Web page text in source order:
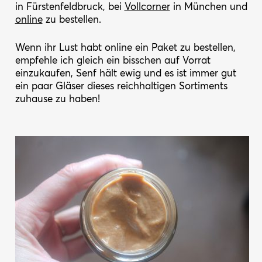
in Fürstenfeldbruck, bei Vollcornerin München und
onlinezu bestellen.
Wenn ihr Lust habt online ein Paket zu bestellen,
empfehle ich gleich ein bisschen auf Vorrat
einzukaufen, Senf hält ewig und es ist immer gut
ein paar Gläser dieses reichhaltigen Sortiments
zuhause zu haben!